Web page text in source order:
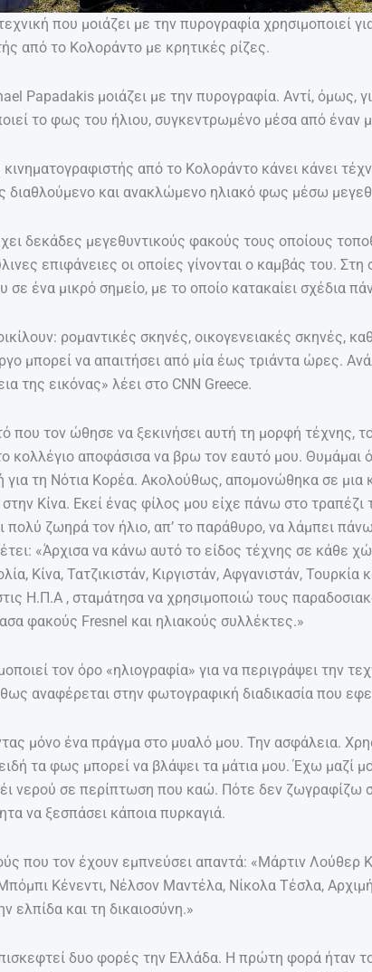
που μοιάζει με την πυρογραφία χρησιμοποιεί
από το Κολοράντο με κρητικές ρίζες.
Papadakis μοιάζει με την πυρογραφία. Aντί, όμως,
το φως του ήλιου, συγκεντρωμένο μέσα από έναν
κινηματογραφιστής από το Κολοράντο κάνει κάνει
διαθλούμενο και ανακλώμενο ηλιακό φως μέσω
δεκάδες μεγεθυντικούς φακούς τους οποίους
επιφάνειες οι οποίες γίνονται ο καμβάς του. Στη
σε ένα μικρό σημείο, με το οποίο κατακαίει σχέδια
ρομαντικές σκηνές, οικογενειακές σκηνές,
μπορεί να απαιτήσει από μία έως τριάντα ώρες.
της εικόνας» λέει στο CNN Greece.
που τον ώθησε να ξεκινήσει αυτή τη μορφή τέχνης,
κολλέγιο αποφάσισα να βρω τον εαυτό μου. Θυμάμαι
για τη Νότια Κορέα. Ακολούθως, απομονώθηκα σε μια
Κίνα. Εκεί ένας φίλος μου είχε πάνω στο τραπέζι
πολύ ζωηρά τον ήλιο, απ’ το παράθυρο, να λάμπει
«Άρχισα να κάνω αυτό το είδος τέχνης σε κάθε
Κίνα, Τατζικιστάν, Κιργιστάν, Αφγανιστάν, Τουρκία
Η.Π.Α , σταμάτησα να χρησιμοποιώ τους
φακούς Fresnel και ηλιακούς συλλέκτες.»
τον όρο «ηλιογραφία» για να περιγράψει την
αναφέρεται στην φωτογραφική διαδικασία που
μόνο ένα πράγμα στο μυαλό μου. Την ασφάλεια.
τα φως μπορεί να βλάψει τα μάτια μου. Έχω μαζί
νερού σε περίπτωση που καώ. Πότε δεν ζωγραφίζω
να ξεσπάσει κάποια πυρκαγιά.
που τον έχουν εμπνεύσει απαντά: «Μάρτιν Λούθερ
Κένεντι, Νέλσον Μαντέλα, Νίκολα Τέσλα,
ελπίδα και τη δικαιοσύνη.»
δυο φορές την Ελλάδα. Η πρώτη φορά ήταν